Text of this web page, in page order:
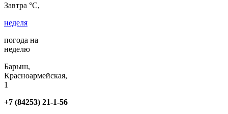
Завтра °C,
неделя
погода на
неделю
Барыш,
Красноармейская,
1
+7 (84253) 21-1-56